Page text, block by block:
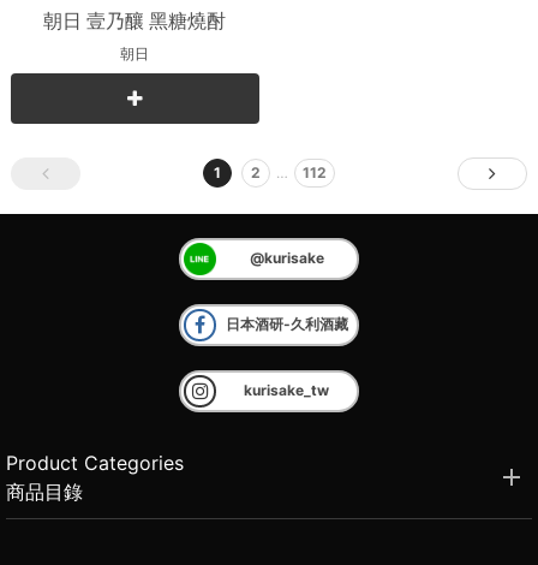
朝日 壹乃釀 黑糖燒酎
朝日
1 2 … 112
@kurisake
日本酒研-久利酒藏
kurisake_tw
Product Categories
商品目錄